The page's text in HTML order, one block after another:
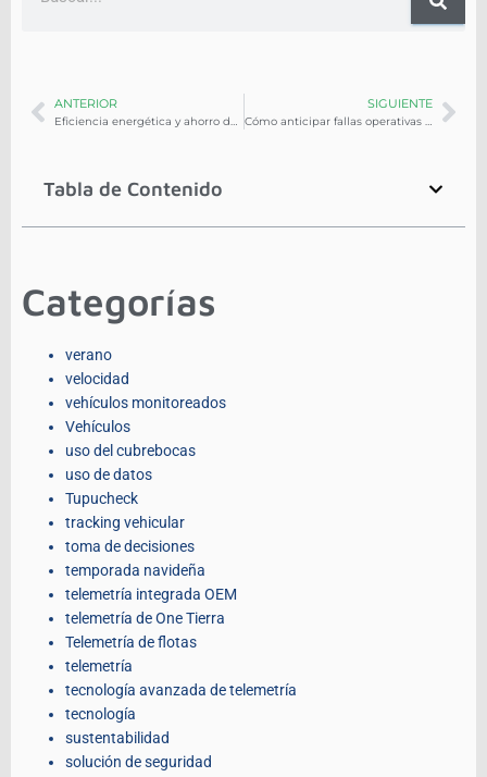
ANTERIOR SIGUIENTE
Tabla de Contenido
Categorías
verano
velocidad
vehículos monitoreados
Vehículos
uso del cubrebocas
uso de datos
Tupucheck
tracking vehicular
toma de decisiones
temporada navideña
telemetría integrada OEM
telemetría de One Tierra
Telemetría de flotas
telemetría
tecnología avanzada de telemetría
tecnología
sustentabilidad
solución de seguridad